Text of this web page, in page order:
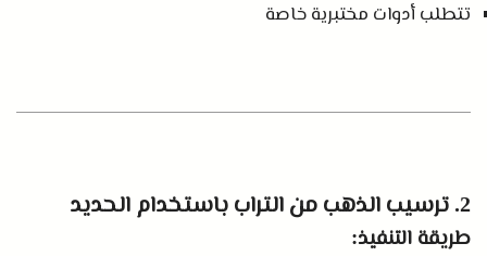
تتطلب أدوات مختبرية خاصة
2. ترسيب الذهب من التراب باستخدام الحديد
طريقة التنفيذ: